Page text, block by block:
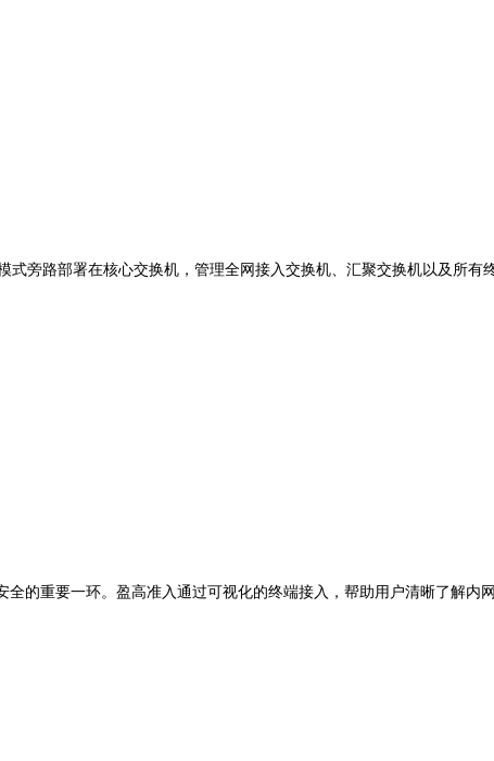
旁路部署在核心交换机，管理全网接入交换机、汇聚交换机以及所有
的重要一环。盈高准入通过可视化的终端接入，帮助用户清晰了解内